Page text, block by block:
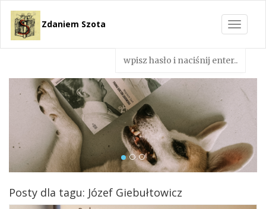
Toggle
Zdaniem Szota
Posty dla tagu: Józef Giebułtowicz